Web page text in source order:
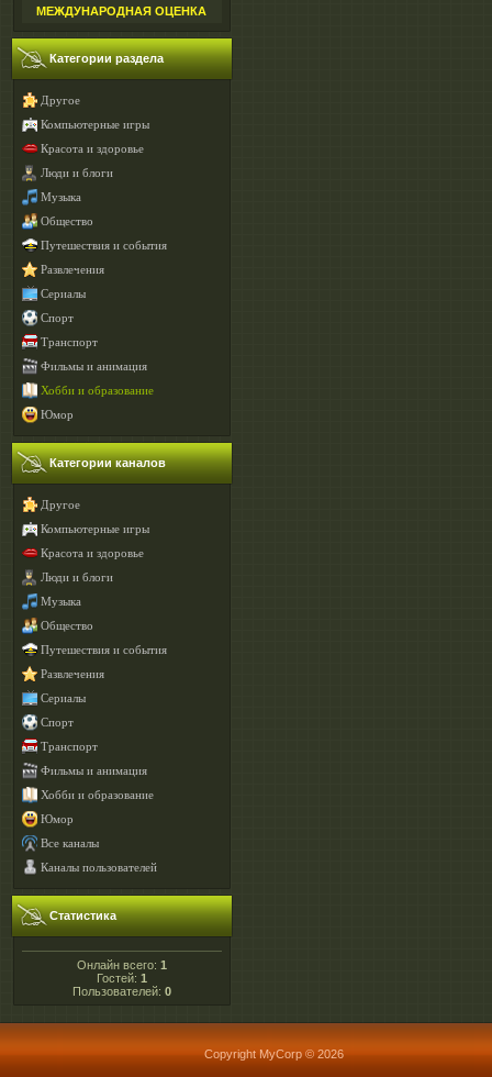
МЕЖДУНАРОДНАЯ ОЦЕНКА
Категории раздела
Другое
Компьютерные игры
Красота и здоровье
Люди и блоги
Музыка
Общество
Путешествия и события
Развлечения
Сериалы
Спорт
Транспорт
Фильмы и анимация
Хобби и образование
Юмор
Категории каналов
Другое
Компьютерные игры
Красота и здоровье
Люди и блоги
Музыка
Общество
Путешествия и события
Развлечения
Сериалы
Спорт
Транспорт
Фильмы и анимация
Хобби и образование
Юмор
Все каналы
Каналы пользователей
Статистика
Онлайн всего: 1
Гостей: 1
Пользователей: 0
Copyright MyCorp © 2026